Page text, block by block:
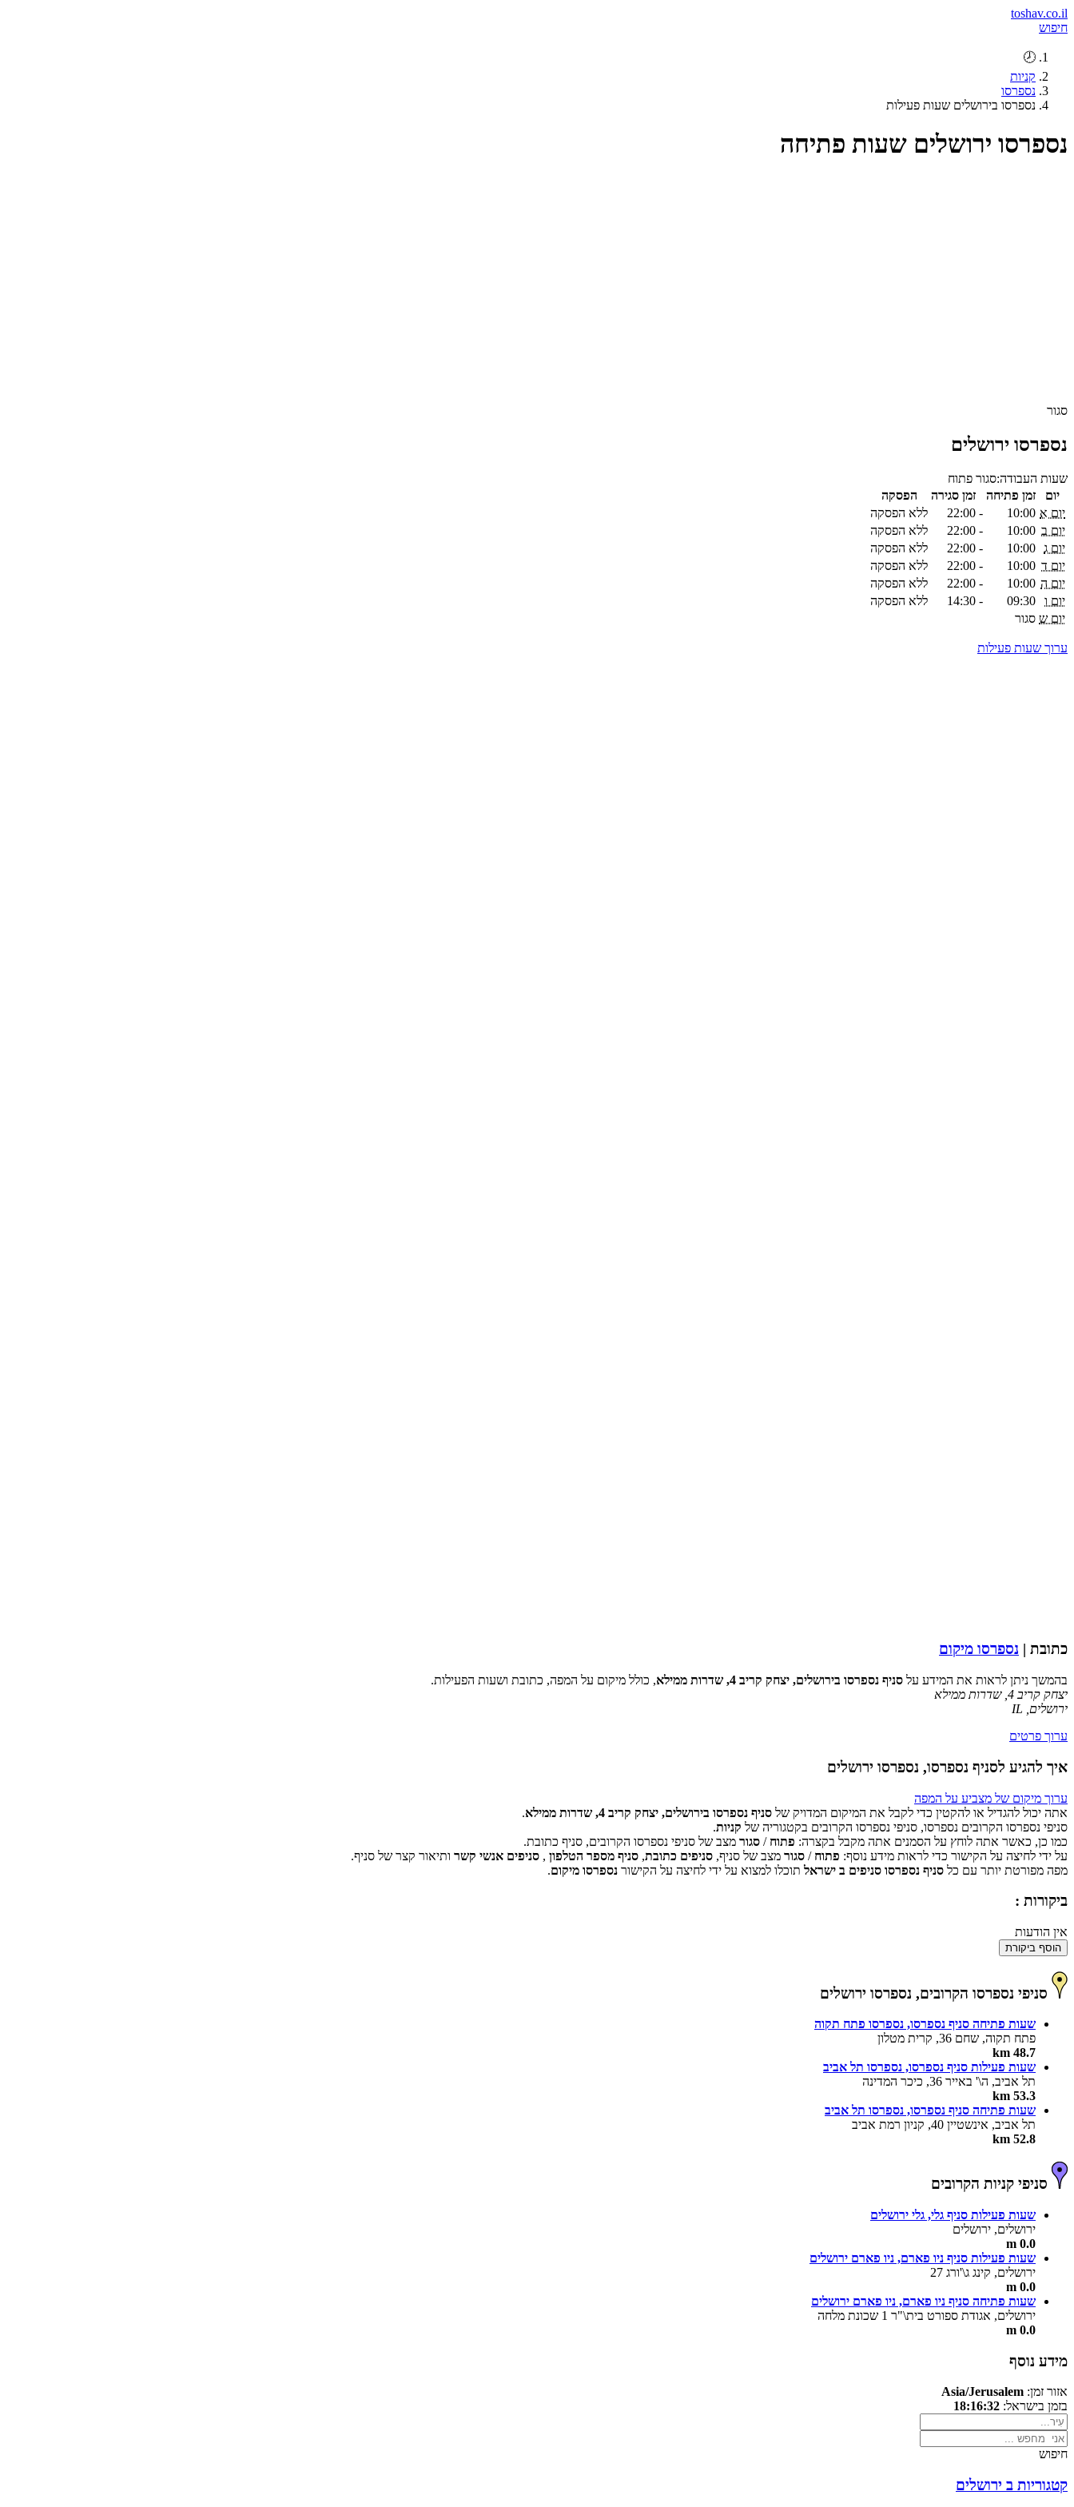
toshav.co.il
חיפוש
🕗
קניות
נספרסו
נספרסו בירושלים שעות פעילות
נספרסו ירושלים שעות פתיחה
סגור
נספרסו ירושלים
שעות העבודה:סגור פתוח
יום
זמן פתיחה זמן סגירה
הפסקה
יום א 10:00
-
22:00
ללא הפסקה
יום ב 10:00
-
22:00
ללא הפסקה
יום ג 10:00
-
22:00
ללא הפסקה
יום ד 10:00
-
22:00
ללא הפסקה
יום ה 10:00
-
22:00
ללא הפסקה
יום ו
09:30
-
14:30
ללא הפסקה
יום ש סגור
ערוך שעות פעילות
כתובת | נספרסו מיקום
בהמשך ניתן לראות את המידע על סניף נספרסו בירושלים, יצחק קריב 4, שדרות ממילא
, כולל מיקום על המפה, כתובת ושעות הפעילות.
יצחק קריב 4, שדרות ממילא
ירושלים IL
ערוך פרטים
איך להגיע לסניף נספרסו, נספרסו ירושלים
‏דף זה לא יכול לטעון את מפות Google כראוי.
האם האתר הזה בבעלותך?
ערוך מיקום של מצביע על המפה
אתה יכול להגדיל או להקטין כדי לקבל את המיקום המדויק של סניף נספרסו בירושלים, יצחק קריב 4, שדרות ממילא
.
סניפי נספרסו הקרובים נספרסו, סניפי נספרסו הקרובים בקטגוריה של קניות.
כמו כן, כאשר אתה לוחץ על הסמנים אתה מקבל בקצרה: פתוח / סגור מצב של סניפי נספרסו הקרובים, סניף כתובת.
על ידי לחיצה על הקישור כדי לראות מידע נוסף: פתוח / סגור מצב של סניף, סניפים כתובת, סניף מספר הטלפון , סניפים אנשי קשר ותיאור קצר של סניף.
מפה מפורטת יותר עם כל סניף נספרסו סניפים ב ישראל תוכלו למצוא על ידי לחיצה על הקישור נספרסו מיקום.
ביקורות :
אין הודעות
הוסף ביקורת
סניפי נספרסו הקרובים, נספרסו ירושלים
שעות פתיחה סניף נספרסו, נספרסו פתח תקוה
פתח תקוה, שחם 36, קרית מטלון
48.7 km
שעות פעילות סניף נספרסו, נספרסו תל אביב
תל אביב, ה\' באייר 36, כיכר המדינה
53.3 km
שעות פתיחה סניף נספרסו, נספרסו תל אביב
תל אביב, אינשטיין 40, קניון רמת אביב
52.8 km
סניפי קניות הקרובים
שעות פעילות סניף גלי, גלי ירושלים
ירושלים, ירושלים
0.0 m
שעות פעילות סניף ניו פארם, ניו פארם ירושלים
ירושלים, קינג ג\'ורג 27
0.0 m
שעות פתיחה סניף ניו פארם, ניו פארם ירושלים
ירושלים, אגודת ספורט בית\"ר 1 שכונת מלחה
0.0 m
מידע נוסף
אזור זמן: Asia/Jerusalem
בזמן בישראל: 18:16:32
חיפוש
קטגוריות ב ירושלים